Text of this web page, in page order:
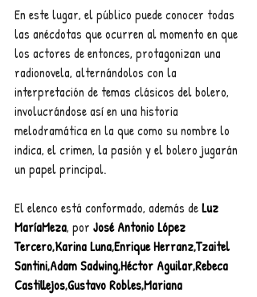
En este lugar, el público puede conocer todas
las anécdotas que ocurren al momento en que
los actores de entonces, protagonizan una
radionovela, alternándolos con la
interpretación de temas clásicos del bolero,
involucrándose así en una historia
melodramática en la que como su nombre lo
indica, el crimen, la pasión y el bolero jugarán
un papel principal.
El elenco está conformado, además de Luz
MaríaMeza, por José Antonio López
Tercero,Karina Luna,Enrique Herranz,Tzaitel
Santini,Adam Sadwing,Héctor Aguilar,Rebeca
Castillejos,Gustavo Robles,Mariana